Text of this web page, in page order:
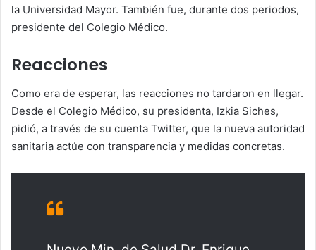
la Universidad Mayor. También fue, durante dos periodos,
presidente del Colegio Médico.
Reacciones
Como era de esperar, las reacciones no tardaron en llegar.
Desde el Colegio Médico, su presidenta, Izkia Siches,
pidió, a través de su cuenta Twitter, que la nueva autoridad
sanitaria actúe con transparencia y medidas concretas.